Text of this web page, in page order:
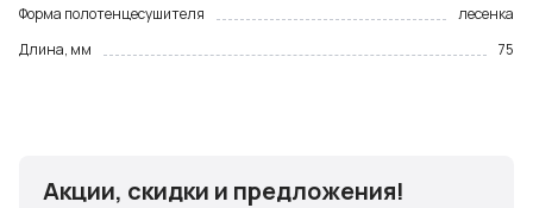
Форма полотенцесушителя
лесенка
Длина, мм
75
Акции, скидки и предложения!